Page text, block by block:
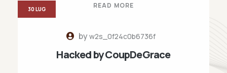
READ MORE
byw2s_0f24c0b6736f
Hacked by CoupDeGrace
30 LUG